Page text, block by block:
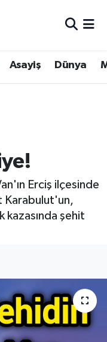
Asayiş Dünya
Erciş ilçesinde
Karabulut'un,
kazasında şehit